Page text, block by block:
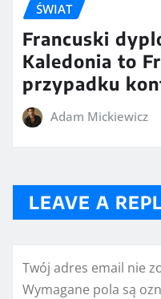
ŚWIAT
Francuski
Kaledonia to
przypadku
Adam Mickiewicz
LEAVE A
Twój adres email nie
Wymagane pola są